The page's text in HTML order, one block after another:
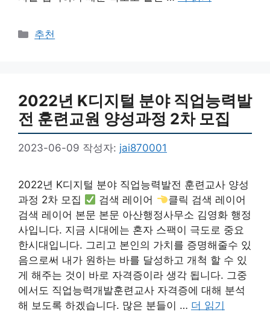
카
추천
2022년 K디지털 분야 직업능력발
전 훈련교원 양성과정 2차 모집
2023-06-09 작성자: jai870001
2022년 K디지털 분야 직업능력발전 훈련교사 양성
과정 2차 모집
검색 레이어
클릭 검색 레이어
검색 레이어 본문 본문 아산행정사무소 김영화 행정
사입니다. 지금 시대에는 혼자 스팩이 극도로 중요
한시대입니다. 그리고 본인의 가치를 증명해줄수 있
음으로써 내가 원하는 바를 달성하고 개척 할 수 있
게 해주는 것이 바로 자격증이라 생각 됩니다. 그중
에서도 직업능력개발훈련교사 자격증에 대해 분석
해 보도록 하겠습니다. 많은 분들이 … 더 읽기